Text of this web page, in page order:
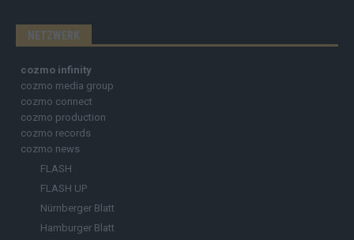
NETZWERK
cozmo infinity
cozmo media group
cozmo connect
cozmo production
cozmo records
cozmo news
FLASH
FLASH UP
Nürnberger Blatt
Hamburger Blatt